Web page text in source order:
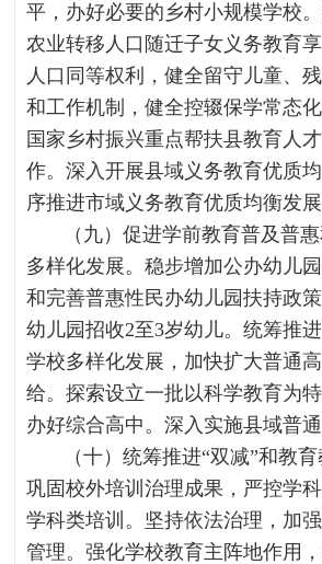
平，办好必要的乡村小规模学校
农业转移人口随迁子女义务教育
人口同等权利，健全留守儿童、
和工作机制，健全控辍保学常态
国家乡村振兴重点帮扶县教育人
作。深入开展县域义务教育优质
序推进市域义务教育优质均衡发展
（九）促进学前教育普及普
多样化发展。稳步增加公办幼儿
和完善普惠性民办幼儿园扶持政
幼儿园招收2至3岁幼儿。统筹推
学校多样化发展，加快扩大普通
给。探索设立一批以科学教育为
办好综合高中。深入实施县域普通
（十）统筹推进“双减”和教
巩固校外培训治理成果，严控学
学科类培训。坚持依法治理，加
管理。强化学校教育主阵地作用